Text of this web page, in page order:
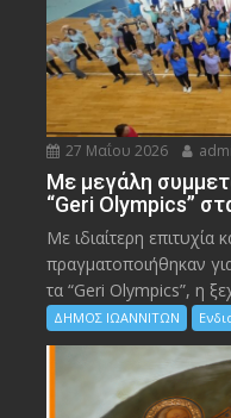
27 Μαΐου 2026
Με μεγάλη
“Geri Olympics”
Με ιδιαίτερη επιτυχία
πραγματοποιήθηκαν
τα “Geri Olympics”, η
ΔΗΜΟΣ ΙΩΑΝΝΙΤΩΝ